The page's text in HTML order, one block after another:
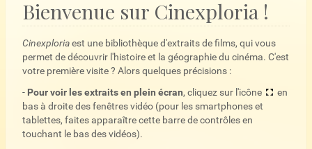
Bienvenue sur Cinexploria !
Cinexploriaest une bibliothèque d'extraits de films, qui vous
permet de découvrir l'histoire et la géographie du cinéma. C'est
votre première visite ? Alors quelques précisions :
- Pour voir les extraits en plein écran, cliquez sur l'icône
en
bas à droite des fenêtres vidéo (pour les smartphones et
tablettes, faites apparaître cette barre de contrôles en
touchant le bas des vidéos).